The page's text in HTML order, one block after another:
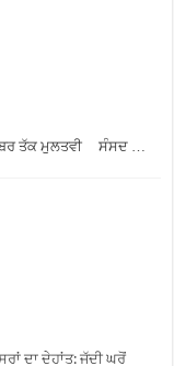
ਤੱਕ ਮੁਲਤਵੀ ਸੰਸਦ …
ਦਾ ਦੇਹਾਂਤ: ਜੱਦੀ ਘਰੋਂ